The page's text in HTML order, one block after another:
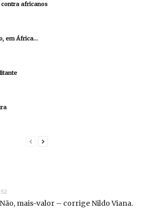
africanos
em África…
mais-valor – corrige Nildo Viana.